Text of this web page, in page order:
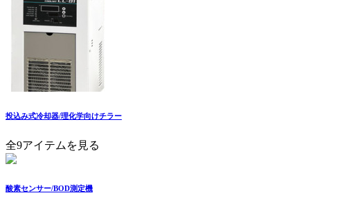
投込み式冷却器/理化学向けチラー
全9アイテムを見る
酸素センサー/BOD測定機